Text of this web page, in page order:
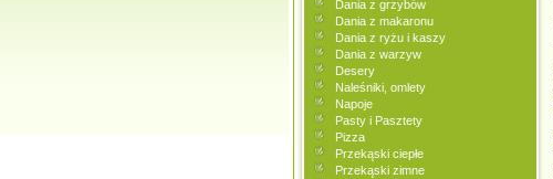
Dania z grzybów
Dania z makaronu
Dania z ryżu i kaszy
Dania z warzyw
Desery
Naleśniki, omlety
Napoje
Pasty i Pasztety
Pizza
Przekąski ciepłe
Przekąski zimne